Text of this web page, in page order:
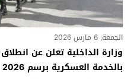
الجمعة, 6 مارس 2026
وزارة الداخلية تعلن عن
بالخدمة العسكرية برسم 2026